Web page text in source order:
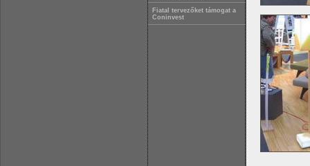
Fiatal tervezőket támogat a
Coninvest